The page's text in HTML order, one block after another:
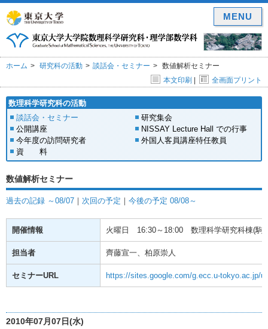
ホーム 研究科の活動 談話会・セミナー
数値解析セミナー
本文印刷 | 全画面プリント
数理科学研究科の活動
談話会・セミナー
研究集会
公開講座
NISSAY Lecture Hall での行事
今年度の訪問研究者
外国人客員講座特任教員
資 料
数値解析セミナー
過去の記録 ～08/07 ｜ 次回の予定 ｜ 今後の予定 08/08～
開催情報 火曜日 16:30～18:00 数理科学研究科棟(駒
担当者 齊藤宣一、柏原崇人
セミナーURL https://sites.google.com/g.ecc.u-tokyo.ac.jp/
2010年07月07日(水)
MENU